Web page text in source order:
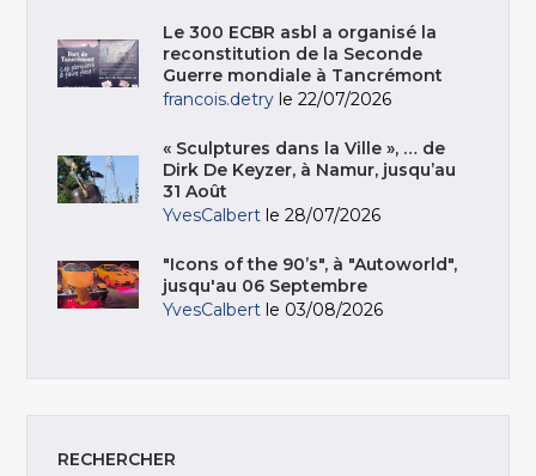
Le 300 ECBR asbl a organisé la
reconstitution de la Seconde
Guerre mondiale à Tancrémont
francois.detry le 22/07/2026
« Sculptures dans la Ville », … de
Dirk De Keyzer, à Namur, jusqu’au
31 Août
YvesCalbert le 28/07/2026
"Icons of the 90’s", à "Autoworld",
jusqu'au 06 Septembre
YvesCalbert le 03/08/2026
RECHERCHER